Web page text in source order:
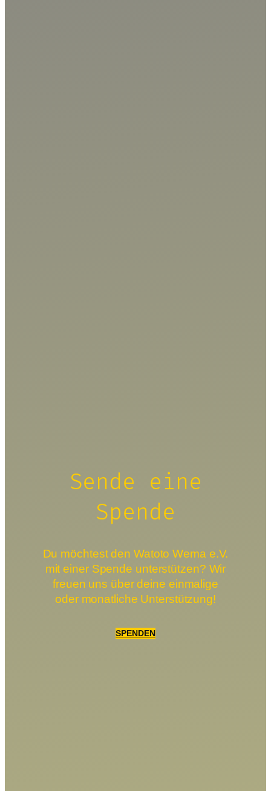
Sende eine
Spende
Du möchtest den Watoto Wema e.V.
mit einer Spende unterstützen? Wir
freuen uns über deine einmalige
oder monatliche Unterstützung!
SPENDEN